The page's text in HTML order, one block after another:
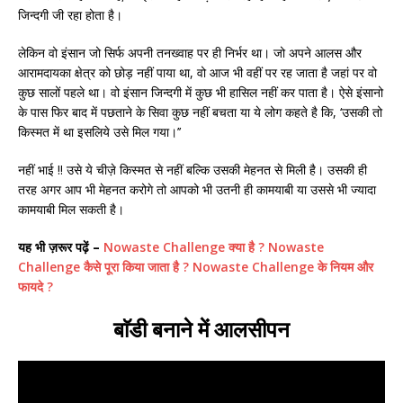
जिन्दगी जी रहा होता है।
लेकिन वो इंसान जो सिर्फ अपनी तनख्वाह पर ही निर्भर था। जो अपने आलस और
आरामदायका क्षेत्र को छोड़ नहीं पाया था, वो आज भी वहीं पर रह जाता है जहां पर वो
कुछ सालों पहले था। वो इंसान जिन्दगी में कुछ भी हासिल नहीं कर पाता है। ऐसे इंसानो
के पास फिर बाद में पछताने के सिवा कुछ नहीं बचता या ये लोग कहते है कि, ‘उसकी तो
किस्मत में था इसलिये उसे मिल गया।’’
नहीं भाई !! उसे ये चीज़े किस्मत से नहीं बल्कि उसकी मेहनत से मिली है। उसकी ही
तरह अगर आप भी मेहनत करोगे तो आपको भी उतनी ही कामयाबी या उससे भी ज्यादा
कामयाबी मिल सकती है।
यह भी ज़रूर पढ़ें – Nowaste Challenge क्या है ? Nowaste
Challenge कैसे पूरा किया जाता है ? Nowaste Challenge के नियम और
फायदे ?
बाॅडी बनाने में आलसीपन